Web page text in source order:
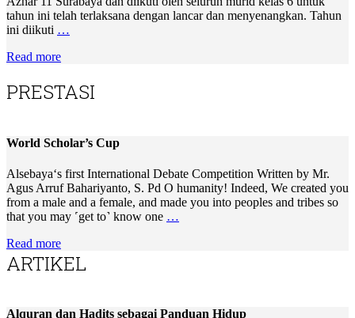
tahun ini telah terlaksana dengan lancar dan menyenangkan. Tahun
ini diikuti …
Read more
PRESTASI
World Scholar’s Cup
Alsebaya‘s first International Debate Competition Written by Mr.
Agus Arruf Bahariyanto, S. Pd O humanity! Indeed, We created you
from a male and a female, and made you into peoples and tribes so
that you may ˹get to˺ know one …
Read more
ARTIKEL
Alquran dan Hadits sebagai Panduan Hidup